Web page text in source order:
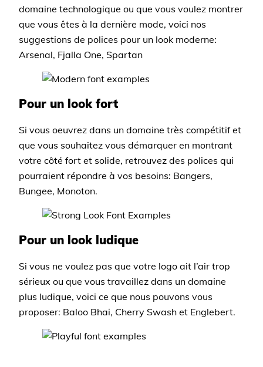
domaine technologique ou que vous voulez montrer
que vous êtes à la dernière mode, voici nos
suggestions de polices pour un look moderne:
Arsenal, Fjalla One, Spartan
Pour un look fort
Si vous oeuvrez dans un domaine très compétitif et
que vous souhaitez vous démarquer en montrant
votre côté fort et solide, retrouvez des polices qui
pourraient répondre à vos besoins: Bangers,
Bungee, Monoton.
Pour un look ludique
Si vous ne voulez pas que votre logo ait l’air trop
sérieux ou que vous travaillez dans un domaine
plus ludique, voici ce que nous pouvons vous
proposer: Baloo Bhai, Cherry Swash et Englebert.